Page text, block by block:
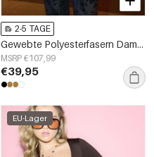
2-5 TAGE
Gewebte Polyesterfasern Damenjacke Elegante Einfarbige Farbe Herbst/Winter
MSRP €107,99
€39,95
EU-Lager